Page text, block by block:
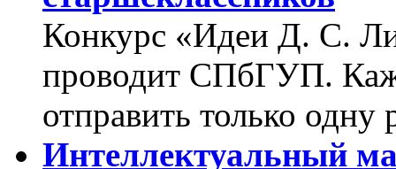
Конкурс «Идеи Д. С.
проводит СПбГУП.
отправить только одну
Интеллектуальный